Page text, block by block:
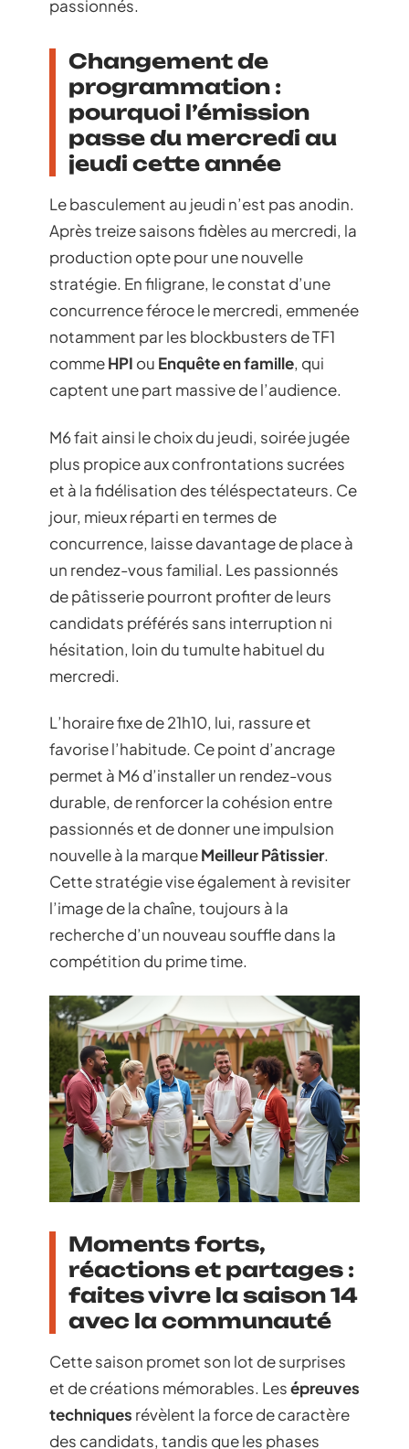
passionnés.
Changement de
programmation :
pourquoi l’émission
passe du mercredi au
jeudi cette année
Le basculement au jeudi n’est pas anodin.
Après treize saisons fidèles au mercredi, la
production opte pour une nouvelle
stratégie. En filigrane, le constat d’une
concurrence féroce le mercredi, emmenée
notamment par les blockbusters de TF1
commeHPI ou Enquête en famille, qui
captent une part massive de l’audience.
M6 fait ainsi le choix du jeudi, soirée jugée
plus propice aux confrontations sucrées
et à la fidélisation des téléspectateurs. Ce
jour, mieux réparti en termes de
concurrence, laisse davantage de place à
un rendez-vous familial. Les passionnés
de pâtisserie pourront profiter de leurs
candidats préférés sans interruption ni
hésitation, loin du tumulte habituel du
mercredi.
L’horaire fixe de 21h10, lui, rassure et
favorise l’habitude. Ce point d’ancrage
permet à M6 d’installer un rendez-vous
durable, de renforcer la cohésion entre
passionnés et de donner une impulsion
nouvelle à la marqueMeilleur Pâtissier.
Cette stratégie vise également à revisiter
l’image de la chaîne, toujours à la
recherche d’un nouveau souffle dans la
compétition du prime time.
Moments forts,
réactions et partages :
faites vivre la saison 14
avec la communauté
Cette saison promet son lot de surprises
et de créations mémorables. Lesépreuves
techniques révèlent la force de caractère
des candidats, tandis que les phases